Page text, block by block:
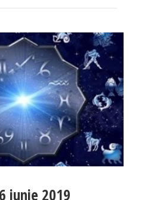
iunie 2019